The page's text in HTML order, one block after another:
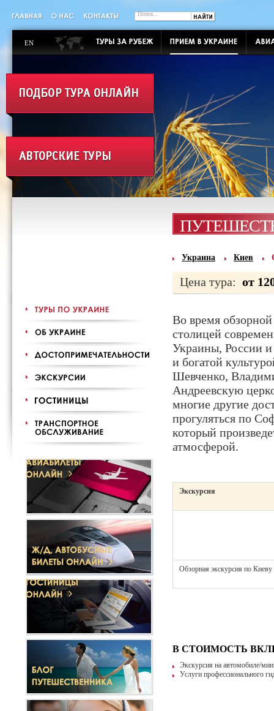
EN
Украина Киев
Цена тура: от
Во время
столицей
Украины, России и
и богатой
Шевченко,
Андреевскую
многие другие
прогуляться по
который
атмосферой.
Экскурсия
Обзорная экскурсия по Киеву
В СТОИМОСТЬ
Экскурсия на автомобиле/
Услуги профессионального